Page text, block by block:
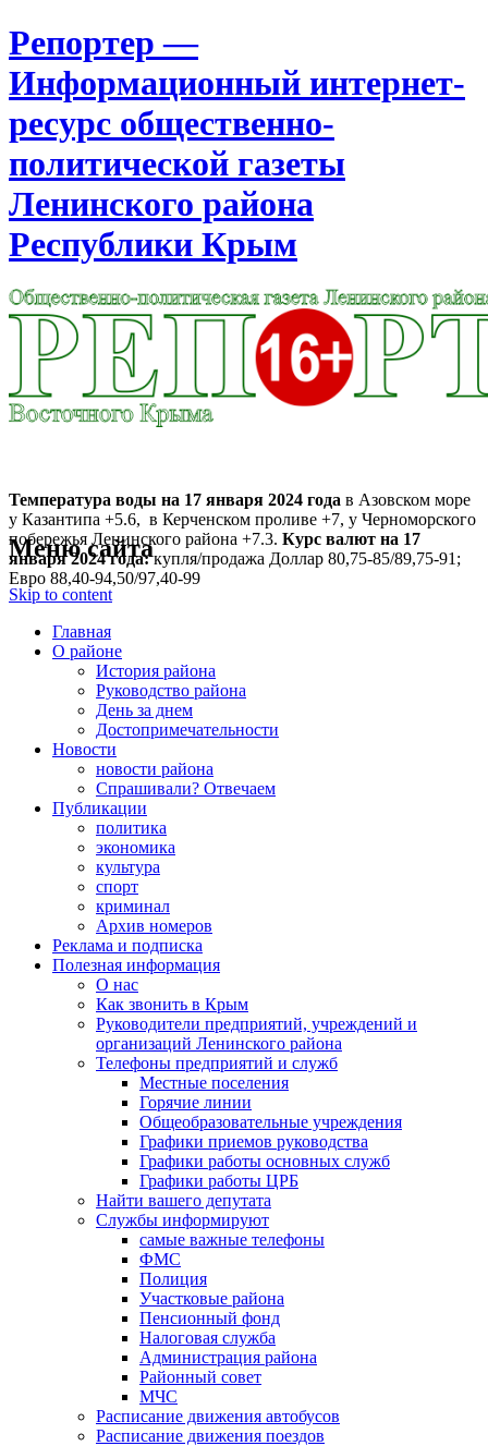
Репортер —
Информационный интернет-
ресурс общественно-
политической газеты
Ленинского района
Республики Крым
Температура воды на 17 января 2024 года в Азовском море
у Казантипа +5.6, в Керченском проливе +7, у Черноморского
побережья Ленинского района +7.3. Курс валют на 17
января 2024 года:купля/продажа Доллар 80,75-85/89,75-91;
Евро 88,40-94,50/97,40-99
Меню сайта
Skip to content
Главная
О районе
История района
Руководство района
День за днем
Достопримечательности
Новости
новости района
Спрашивали? Отвечаем
Публикации
политика
экономика
культура
спорт
криминал
Архив номеров
Реклама и подписка
Полезная информация
О нас
Как звонить в Крым
Руководители предприятий, учреждений и
организаций Ленинского района
Телефоны предприятий и служб
Местные поселения
Горячие линии
Общеобразовательные учреждения
Графики приемов руководства
Графики работы основных служб
Графики работы ЦРБ
Найти вашего депутата
Службы информируют
самые важные телефоны
ФМС
Полиция
Участковые района
Пенсионный фонд
Налоговая служба
Администрация района
Районный совет
МЧС
Расписание движения автобусов
Расписание движения поездов